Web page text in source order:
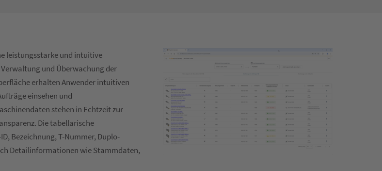
leistungsstarke und intuitive
und Überwachung der
erhalten Anwender intuitiven
einsehen und
stehen in Echtzeit zur
Die tabellarische
Bezeichnung, T-Nummer, Duplo-
Detailinformationen wie Stammdaten,